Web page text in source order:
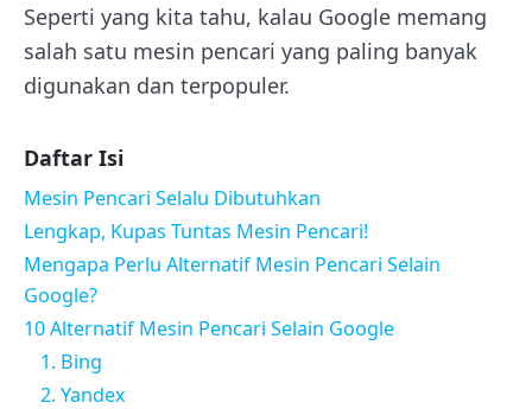
Seperti yang kita tahu, kalau Google memang
salah satu mesin pencari yang paling banyak
digunakan dan terpopuler.
Daftar Isi
Mesin Pencari Selalu Dibutuhkan
Lengkap, Kupas Tuntas Mesin Pencari!
Mengapa Perlu Alternatif Mesin Pencari Selain
Google?
10 Alternatif Mesin Pencari Selain Google
1. Bing
2. Yandex